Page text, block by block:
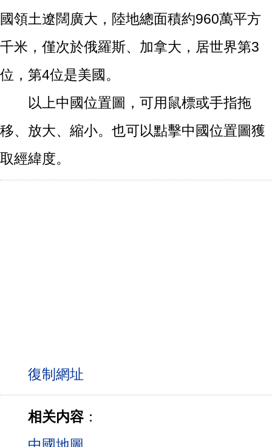
國領土遼闊廣大，陸地總面積約960萬平方
千米，僅次於俄羅斯、加拿大，居世界第3
位，第4位是美國。
以上中國位置圖，可用鼠標或手指拖
移、放大、縮小。也可以點擊中國位置圖獲
取經緯度。
相关内容：